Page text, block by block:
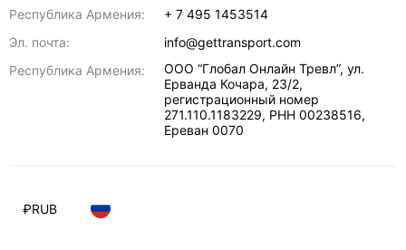
Республика Армения:
+ 7 495 1453514
Эл. почта:
info@gettransport.com
Республика Армения:
ООО “Глобал Онлайн Тревл”, ул.
Ерванда Кочара, 23/2,
регистрационный номер
271.110.1183229, РНН 00238516,
Ереван 0070
₽RUB